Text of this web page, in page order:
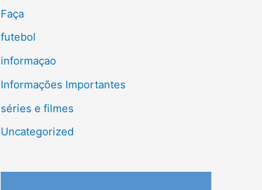
Faça
futebol
informaçao
Informações Importantes
séries e filmes
Uncategorized